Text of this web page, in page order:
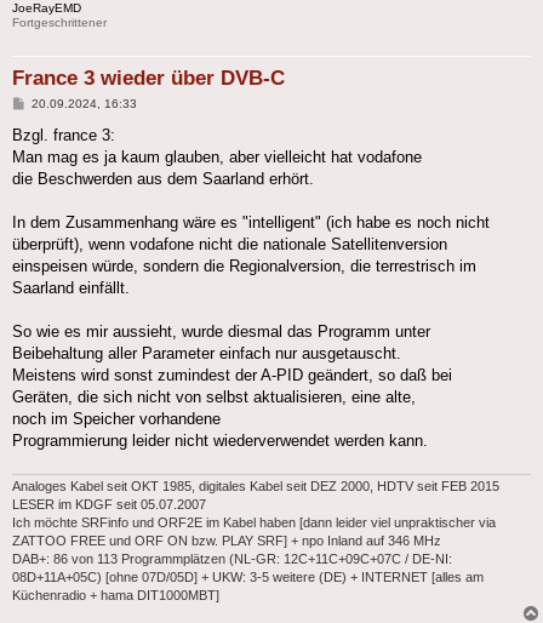
JoeRayEMD
Fortgeschrittener
France 3 wieder über DVB-C
Beitrag
20.09.2024, 16:33
Bzgl. france 3:
Man mag es ja kaum glauben, aber vielleicht hat vodafone
die Beschwerden aus dem Saarland erhört.
In dem Zusammenhang wäre es "intelligent" (ich habe es noch nicht
überprüft), wenn vodafone nicht die nationale Satellitenversion
einspeisen würde, sondern die Regionalversion, die terrestrisch im
Saarland einfällt.
So wie es mir aussieht, wurde diesmal das Programm unter
Beibehaltung aller Parameter einfach nur ausgetauscht.
Meistens wird sonst zumindest der A-PID geändert, so daß bei
Geräten, die sich nicht von selbst aktualisieren, eine alte,
noch im Speicher vorhandene
Programmierung leider nicht wiederverwendet werden kann.
Analoges Kabel seit OKT 1985, digitales Kabel seit DEZ 2000, HDTV seit FEB 2015
LESER im KDGF seit 05.07.2007
Ich möchte SRFinfo und ORF2E im Kabel haben [dann leider viel unpraktischer via
ZATTOO FREE und ORF ON bzw. PLAY SRF] + npo Inland auf 346 MHz
DAB+: 86 von 113 Programmplätzen (NL-GR: 12C+11C+09C+07C / DE-NI:
08D+11A+05C) [ohne 07D/05D] + UKW: 3-5 weitere (DE) + INTERNET [alles am
Küchenradio + hama DIT1000MBT]